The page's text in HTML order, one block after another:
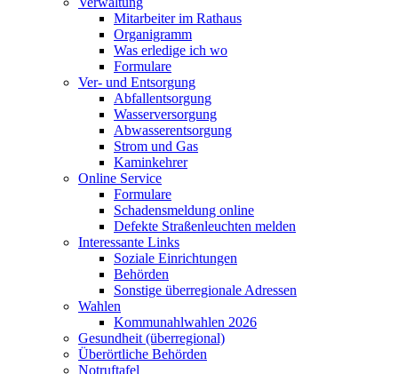
Mitarbeiter im Rathaus
Organigramm
Was erledige ich wo
Formulare
Ver- und Entsorgung
Abfallentsorgung
Wasserversorgung
Abwasserentsorgung
Strom und Gas
Kaminkehrer
Online Service
Formulare
Schadensmeldung online
Defekte Straßenleuchten melden
Interessante Links
Soziale Einrichtungen
Behörden
Sonstige überregionale Adressen
Wahlen
Kommunahlwahlen 2026
Gesundheit (überregional)
Überörtliche Behörden
Notruftafel